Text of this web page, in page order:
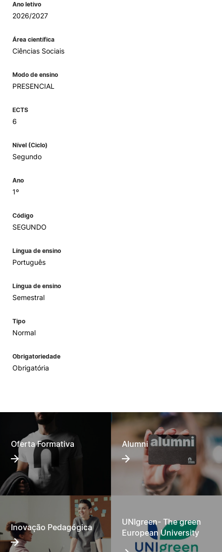
Ano letivo
2026/2027
Área científica
Ciências Sociais
Modo de ensino
PRESENCIAL
ECTS
6
Nível (Ciclo)
Segundo
Ano
1º
Código
SEGUNDO
Língua de ensino
Português
Língua de ensino
Semestral
Tipo
Normal
Obrigatoriedade
Obrigatória
Oferta Formativa Alumni
Inovação Pedagógica
UNIgreen- The green
European University